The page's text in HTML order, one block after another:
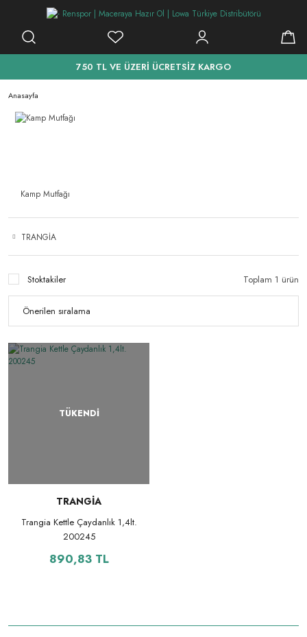
750 TL VE ÜZERİ ÜCRETSİZ KARGO
Anasayfa
Kamp Mutfağı
TRANGİA
Stoktakiler Toplam 1 ürün
TÜKENDİ
TRANGİA
Trangia Kettle Çaydanlık 1,4lt.
200245
890,83 TL